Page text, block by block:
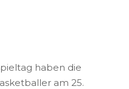
haben die
am 25.